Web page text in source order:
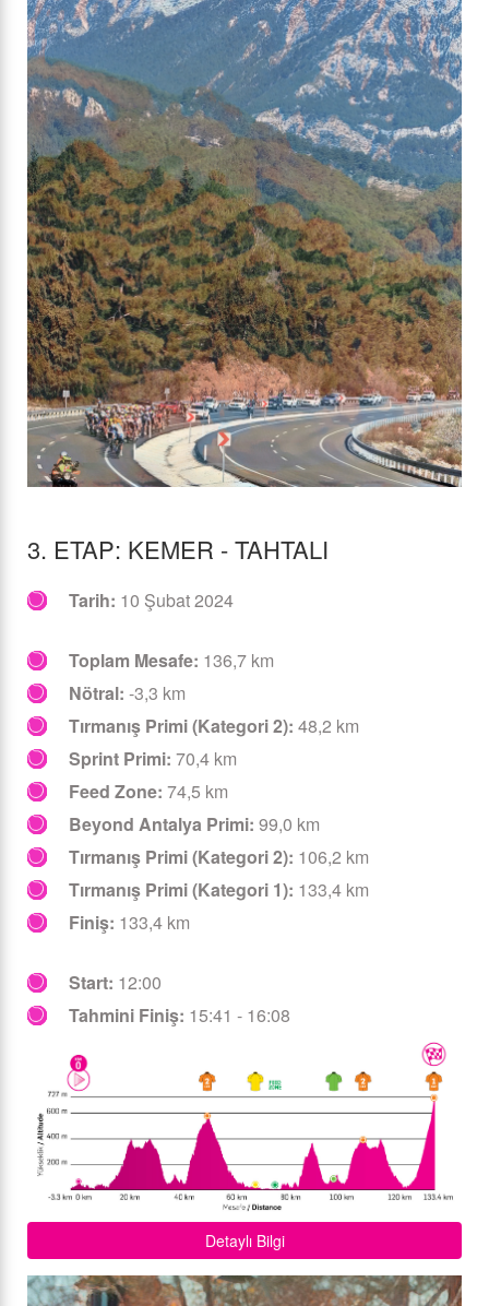
3. ETAP: KEMER - TAHTALI
Tarih: 10 Şubat 2024
Toplam Mesafe: 136,7 km
Nötral: -3,3 km
Tırmanış Primi (Kategori 2): 48,2 km
Sprint Primi: 70,4 km
Feed Zone: 74,5 km
Beyond Antalya Primi: 99,0 km
Tırmanış Primi (Kategori 2): 106,2 km
Tırmanış Primi (Kategori 1): 133,4 km
Finiş: 133,4 km
Start: 12:00
Tahmini Finiş: 15:41 - 16:08
Detaylı Bilgi